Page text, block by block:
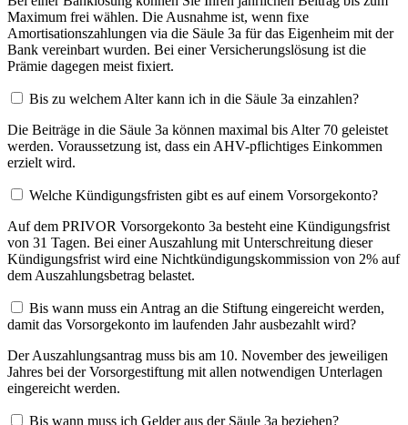
Maximum frei wählen. Die Ausnahme ist, wenn fixe
Amortisationszahlungen via die Säule 3a für das Eigenheim mit der
Bank vereinbart wurden. Bei einer Versicherungslösung ist die
Prämie dagegen meist fixiert.
Bis zu welchem Alter kann ich in die Säule 3a einzahlen?
Die Beiträge in die Säule 3a können maximal bis Alter 70 geleistet
werden. Voraussetzung ist, dass ein AHV-pflichtiges Einkommen
erzielt wird.
Welche Kündigungsfristen gibt es auf einem Vorsorgekonto?
Auf dem PRIVOR Vorsorgekonto 3a besteht eine Kündigungsfrist
von 31 Tagen. Bei einer Auszahlung mit Unterschreitung dieser
Kündigungsfrist wird eine Nichtkündigungskommission von 2% auf
dem Auszahlungsbetrag belastet.
Bis wann muss ein Antrag an die Stiftung eingereicht werden,
damit das Vorsorgekonto im laufenden Jahr ausbezahlt wird?
Der Auszahlungsantrag muss bis am 10. November des jeweiligen
Jahres bei der Vorsorgestiftung mit allen notwendigen Unterlagen
eingereicht werden.
Bis wann muss ich Gelder aus der Säule 3a beziehen?